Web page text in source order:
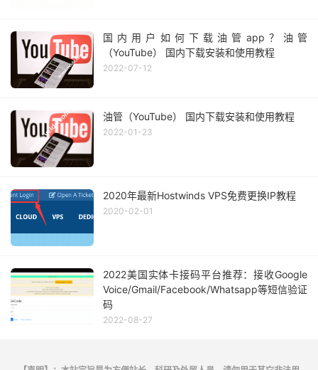
国内用户如何下载油管app？油管
（YouTube） 国内下载安装和使用教程
2022-07-12
油管（YouTube） 国内下载安装和使用教程
2022-01-23
2020年最新Hostwinds VPS免费更换IP教程
2020-02-01
2022美国实体卡接码平台推荐：接收Google
Voice/Gmail/Facebook/Whatsapp等短信验证
码
2022-08-27